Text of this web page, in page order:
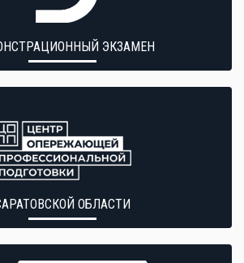
ЭКЗАМЕН
ОБЛАСТИ